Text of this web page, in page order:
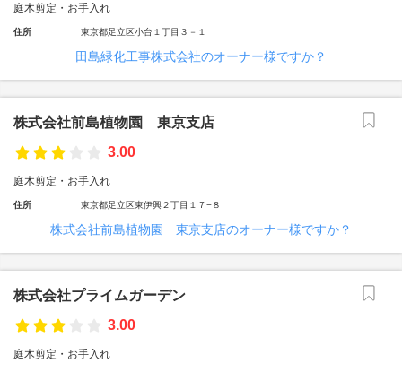
庭木剪定・お手入れ
住所 東京都足立区小台１丁目３－１
田島緑化工事株式会社のオーナー様ですか？
株式会社前島植物園 東京支店
3.00
庭木剪定・お手入れ
住所 東京都足立区東伊興２丁目１７−８
株式会社前島植物園 東京支店のオーナー様ですか？
株式会社プライムガーデン
3.00
庭木剪定・お手入れ